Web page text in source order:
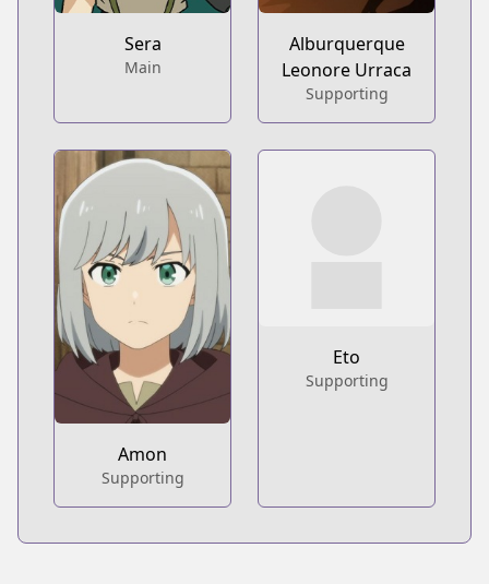
Sera
Main
Alburquerque
Leonore Urraca
Supporting
Amon
Supporting
Eto
Supporting